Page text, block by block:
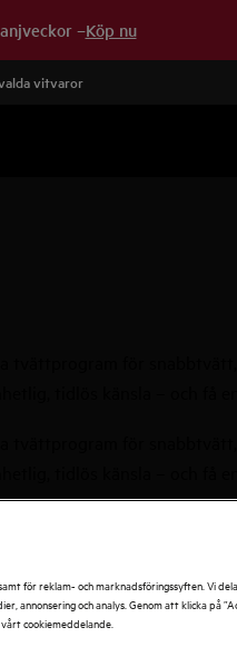
–Köp nu
vitvaror
för reklam- och marknadsföringssyften. Vi
annonsering och analys. Genom att klicka på
cookiemeddelande.